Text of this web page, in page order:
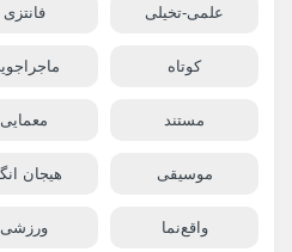
علمی-تخیلی فانتزی
کوتاه
مستند معمایی
موسیقی هیجان
واقع‌نما ورزشی